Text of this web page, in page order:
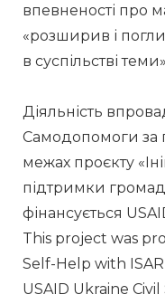
впевненості про
«розширив і
в суспільстві
Діяльність
Самодопомоги за
межах проєкту
підтримки
фінансується
This project was
Self-Help with
USAID Ukraine